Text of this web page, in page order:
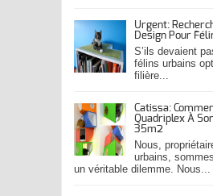
Urgent:
Design Pour
S’ils devaient
félins urbains
filière...
Catissa:
Quadriplex À
35m2
Nous,
urbains,
un véritable dilemme. Nous...